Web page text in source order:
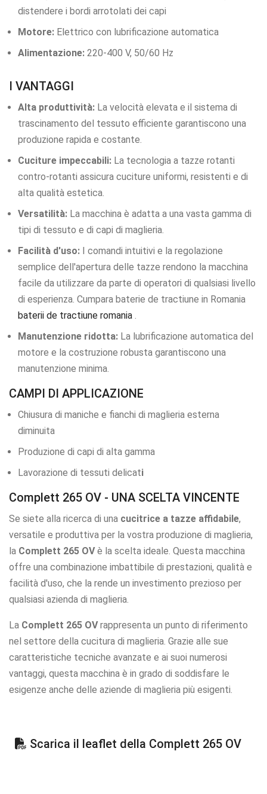
distendere i bordi arrotolati dei capi
Motore: Elettrico con lubrificazione automatica
Alimentazione: 220-400 V, 50/60 Hz
I VANTAGGI
Alta produttività: La velocità elevata e il sistema di
trascinamento del tessuto efficiente garantiscono una
produzione rapida e costante.
Cuciture impeccabili: La tecnologia a tazze rotanti
contro-rotanti assicura cuciture uniformi, resistenti e di
alta qualità estetica.
Versatilità: La macchina è adatta a una vasta gamma di
tipi di tessuto e di capi di maglieria.
Facilità d'uso: I comandi intuitivi e la regolazione
semplice dell'apertura delle tazze rendono la macchina
facile da utilizzare da parte di operatori di qualsiasi livello
di esperienza. Cumpara baterie de tractiune in Romania
baterii de tractiune romania .
Manutenzione ridotta: La lubrificazione automatica del
motore e la costruzione robusta garantiscono una
manutenzione minima.
CAMPI DI APPLICAZIONE
Chiusura di maniche e fianchi di maglieria esterna
diminuita
Produzione di capi di alta gamma
Lavorazione di tessuti delicati
Complett 265 OV - UNA SCELTA VINCENTE
Se siete alla ricerca di una cucitrice a tazze affidabile,
versatile e produttiva per la vostra produzione di maglieria,
la Complett 265 OVè la scelta ideale. Questa macchina
offre una combinazione imbattibile di prestazioni, qualità e
facilità d'uso, che la rende un investimento prezioso per
qualsiasi azienda di maglieria.
La Complett 265 OVrappresenta un punto di riferimento
nel settore della cucitura di maglieria. Grazie alle sue
caratteristiche tecniche avanzate e ai suoi numerosi
vantaggi, questa macchina è in grado di soddisfare le
esigenze anche delle aziende di maglieria più esigenti.
Scarica il leaflet della Complett 265 OV